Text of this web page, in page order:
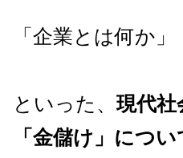
「企業とは何か」
といった、 現代
「金儲け」につ